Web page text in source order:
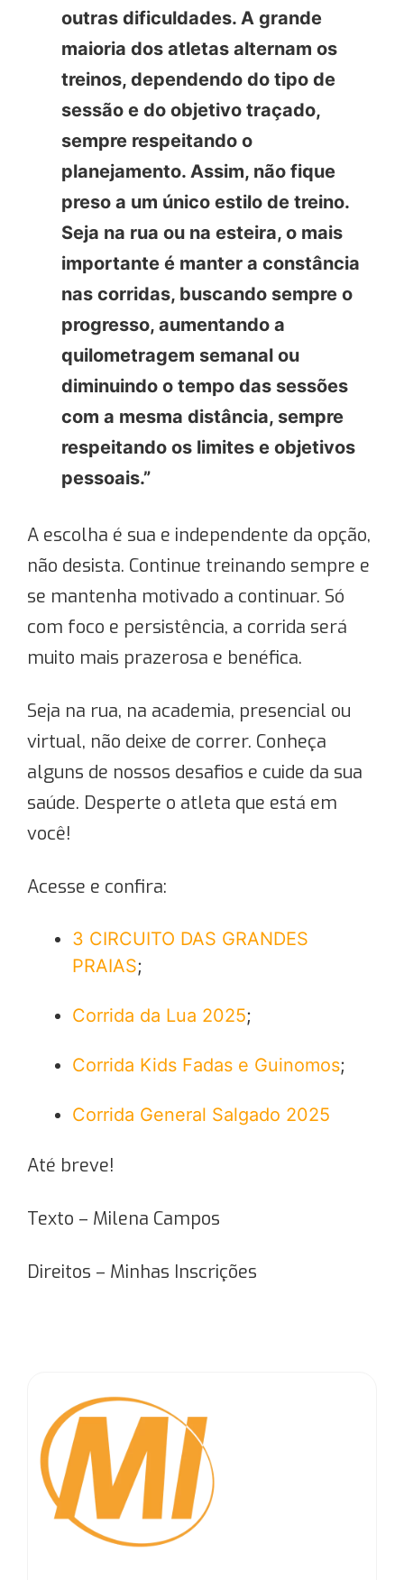
outras dificuldades. A grande
maioria dos atletas alternam os
treinos, dependendo do tipo de
sessão e do objetivo traçado,
sempre respeitando o
planejamento. Assim, não fique
preso a um único estilo de treino.
Seja na rua ou na esteira, o mais
importante é manter a constância
nas corridas, buscando sempre o
progresso, aumentando a
quilometragem semanal ou
diminuindo o tempo das sessões
com a mesma distância, sempre
respeitando os limites e objetivos
pessoais.”
A escolha é sua e independente da opção,
não desista. Continue treinando sempre e
se mantenha motivado a continuar. Só
com foco e persistência, a corrida será
muito mais prazerosa e benéfica.
Seja na rua, na academia, presencial ou
virtual, não deixe de correr. Conheça
alguns de nossos desafios e cuide da sua
saúde. Desperte o atleta que está em
você!
Acesse e confira:
3 CIRCUITO DAS GRANDES
PRAIAS;
Corrida da Lua 2025;
Corrida Kids Fadas e Guinomos;
Corrida General Salgado 2025
Até breve!
Texto – Milena Campos
Direitos – Minhas Inscrições